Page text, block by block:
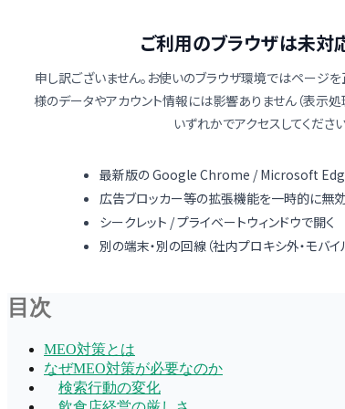
ご利用のブラウザは未対
申し訳ございません。お使いのブラウザ環境ではページを
様のデータやアカウント情報には影響ありません（表示処
いずれかでアクセスしてください
最新版の Google Chrome / Microsoft
広告ブロッカー等の拡張機能を一時的に無
シークレット / プライベートウィンドウで開く
別の端末・別の回線（社内プロキシ外・モバイ
機能料金ブログ サポートお問い合わせ
Googleマップ ローカルSEO
MEO対策とは？完全ガイド【
MEO対策の基礎から実践まで徹底解説。Google
目次
MEO対策とは
なぜMEO対策が必要なのか
検索行動の変化